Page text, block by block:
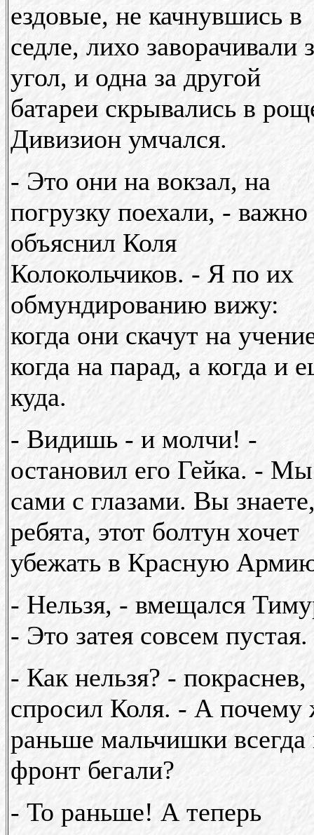
ездовые, не качнувшись в
седле, лихо заворачивали
угол, и одна за другой
батареи скрывались в
Дивизион умчался.
- Это они на вокзал, на
погрузку поехали, - важно
объяснил Коля
Колокольчиков. - Я по их
обмундированию вижу:
когда они скачут на
когда на парад, а когда и
куда.
- Видишь - и молчи! -
остановил его Гейка. -
сами с глазами. Вы
ребята, этот болтун хочет
убежать в Красную
- Нельзя, - вмещался
- Это затея совсем пустая.
- Как нельзя? - покраснев,
спросил Коля. - А почему
раньше мальчишки всегда
фронт бегали?
- То раньше! А теперь